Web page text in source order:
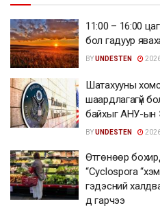
11:00 – 16:00
бол гадуур
BYUNDESTEN
Шатахууны
шаардлагагүй
байхыг АНУ-ын
BYUNDESTEN
Өтгөнөөр
“Cyclospora
гэдэсний
д гарчээ